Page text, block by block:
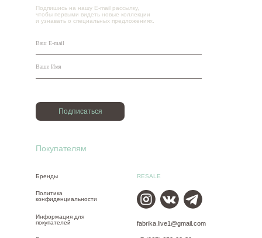
Бренды
Подпишись на нашу E-mail рассылку,
чтобы первыми видеть новые коллекции
и узнавать о специальных предложениях.
Информация для
покупателей
Политика
конфиденциальности
RESALE
Покупателям
fabrika.live1@gmail.com
Подписаться